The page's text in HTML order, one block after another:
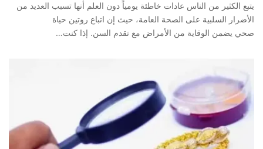
يتبع الكثير من الناس عادات خاطئة يومياً دون العلم أنها تسبب العديد من
الأضرار السلبية على الصحة العامة، حيث إن اتباع روتين حياة
صحي يضمن الوقاية من الأمراض مع تقدم السن. إذا كنت…